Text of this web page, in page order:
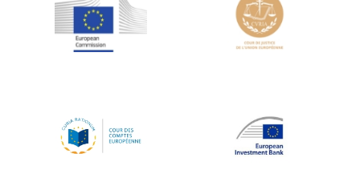
Jean-Louis Schiltz
Jean-Victor Louis
Johnny Åkerholm